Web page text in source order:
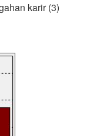
karir (3)